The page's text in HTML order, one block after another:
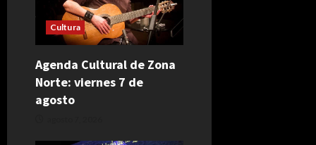
Cultura
Agenda Cultural de Zona
Norte: viernes 7 de
agosto